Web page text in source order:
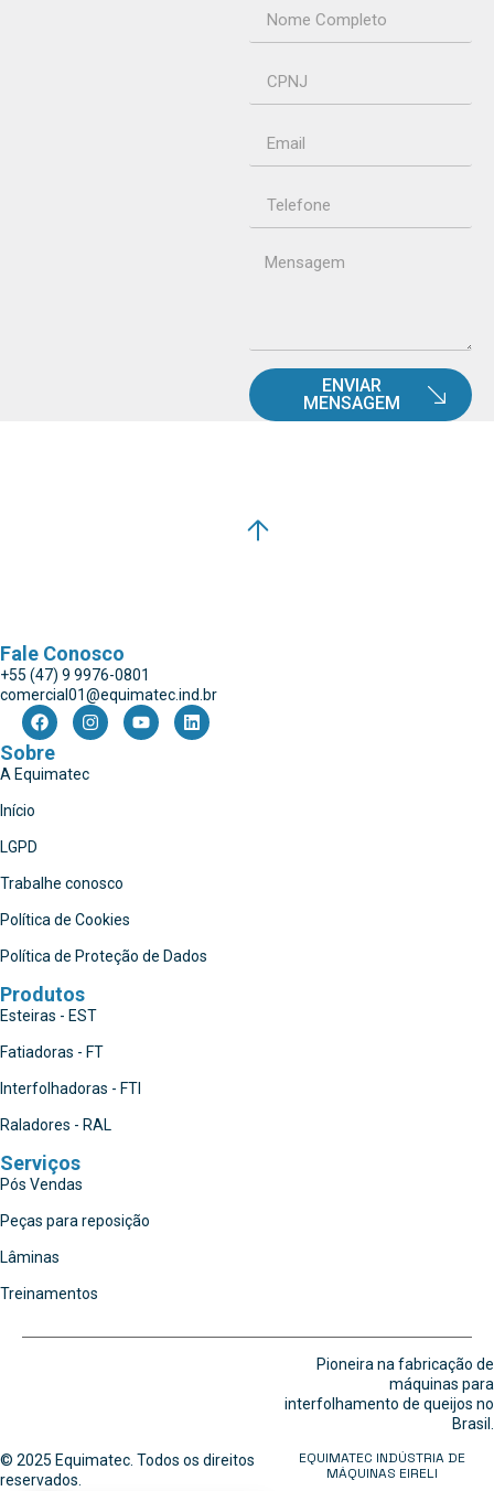
ENVIAR
MENSAGEM
Fale Conosco
+55 (47) 9 9976-0801
comercial01@equimatec.ind.br
Sobre
A Equimatec
Início
LGPD
Trabalhe conosco
Política de Cookies
Política de Proteção de Dados
Produtos
Esteiras - EST
Fatiadoras - FT
Interfolhadoras - FTI
Raladores - RAL
Serviços
Pós Vendas
Peças para reposição
Lâminas
Treinamentos
Pioneira na fabricação de
máquinas para
interfolhamento de queijos no
Brasil.
© 2025 Equimatec. Todos os direitos
reservados.
EQUIMATEC INDÚSTRIA DE
MÁQUINAS EIRELI